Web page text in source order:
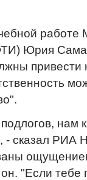
работе
Юрия
нам
- сказал РИА
"Если